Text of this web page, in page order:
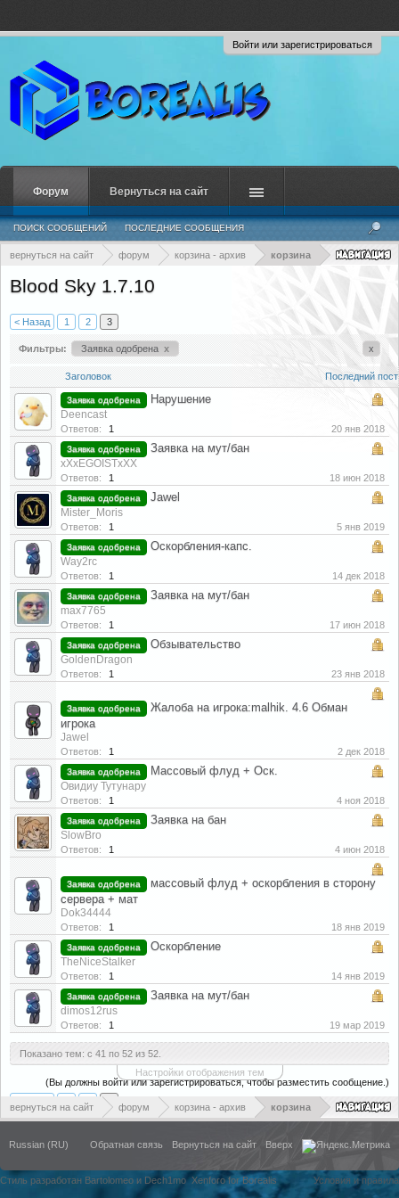
Войти или зарегистрироваться
вернуться на сайт форум корзина - архив корзина
Blood Sky 1.7.10
< Назад 1 2 3
Фильтры: Заявка одобрена x x
Заголовок Последний пост
Заявка одобрена Нарушение
Deencast
Ответов: 1 20 янв 2018
Заявка одобрена Заявка на мут/бан
xXxEGOISTxXX
Ответов: 1 18 июн 2018
Заявка одобрена Jawel
Mister_Moris
Ответов: 1 5 янв 2019
Заявка одобрена Оскорбления-капс.
Way2rc
Ответов: 1 14 дек 2018
Заявка одобрена Заявка на мут/бан
max7765
Ответов: 1 17 июн 2018
Заявка одобрена Обзывательство
GoldenDragon
Ответов: 1 23 янв 2018
Заявка одобрена
Жалоба на игрока:malhik. 4.6 Обман
игрока
Jawel
Ответов: 1 2 дек 2018
Заявка одобрена Массовый флуд + Оск.
Овидиу Тутунару
Ответов: 1 4 ноя 2018
Заявка одобрена Заявка на бан
SlowBro
Ответов: 1 4 июн 2018
Заявка одобрена
массовый флуд + оскорбления в сторону
сервера + мат
Dok34444
Ответов: 1 18 янв 2019
Заявка одобрена Оскорбление
TheNiceStalker
Ответов: 1 14 янв 2019
Заявка одобрена Заявка на мут/бан
dimos12rus
Ответов: 1 19 мар 2019
Показано тем: с 41 по 52 из 52.
Настройки отображения тем
(Вы должны войти или зарегистрироваться, чтобы разместить сообщение.)
2 3
вернуться на сайт форум корзина - архив корзина
Форум
ПОИСК СООБЩЕНИЙ ПОСЛЕДНИЕ СООБЩЕНИЯ
Вернуться на сайт
Russian (RU) Обратная связь Вернуться на сайт Вверх
Стиль разработан Bartolomeo и Dech1moXenforo for Borealis Условия и правила